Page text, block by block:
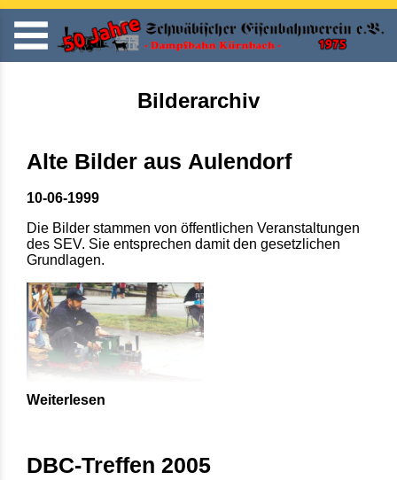
Bilderarchiv
Alte Bilder aus Aulendorf
10-06-1999
Die Bilder stammen von öffentlichen Veranstaltungen
des SEV. Sie entsprechen damit den gesetzlichen
Grundlagen.
Weiterlesen
DBC-Treffen 2005